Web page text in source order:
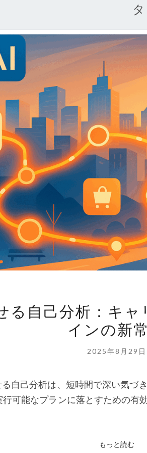
に
任
己
分
ャ
る自己分析：キャ
インの新
2025年8月29日
自己分析は、短時間で深い気づ
可能なプランに落とすための有
もっと読むも